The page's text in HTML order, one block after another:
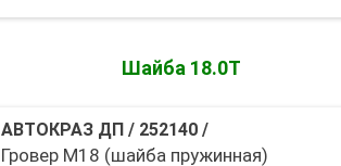
Шайба 18.0Т
АВТОКРАЗ ДП/ 252140/
Гровер М18 (шайба пружинная)